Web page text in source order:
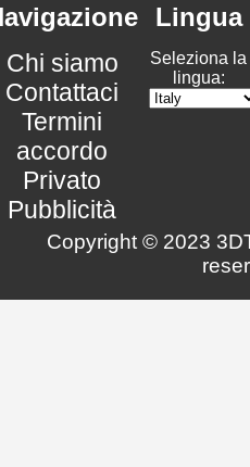
Chi siamo
Contattaci
Termini
accordo
Privato
Pubblicità
Lingua
Seleziona la
lingua:
Copyright © 2023